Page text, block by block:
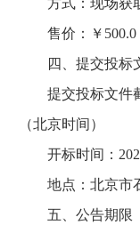
方式：现场获
售价：￥500.0
四、提交投标文
提交投标文件截
（北京时间）
开标时间：2021
地点：北京市石
五、公告期限